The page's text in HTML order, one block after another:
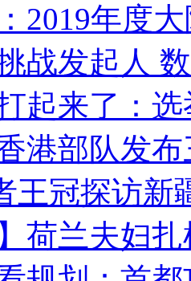
2019年度
战发起人
起来了：
港部队发
王冠探访新
荷兰夫妇